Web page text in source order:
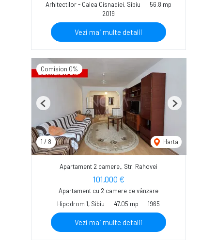
Arhitectilor - Calea Cisnadiei, Sibiu
56.8 mp
2019
Vezi mai multe detalii
Comision 0%
1 / 8 Harta
Previous Next
Apartament 2 camere,, Str. Rahovei
101,000 €
Apartament cu 2 camere de vânzare
Hipodrom 1, Sibiu
47.05 mp 1965
Vezi mai multe detalii